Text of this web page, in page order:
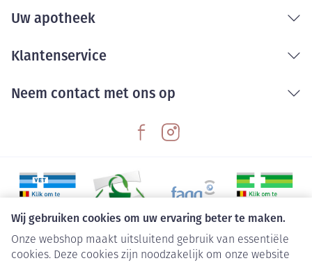
Wij gebruiken cookies om uw ervaring beter te maken.
Onze webshop maakt uitsluitend gebruik van essentiële
cookies. Deze cookies zijn noodzakelijk om onze website
Uw apotheek
Klantenservice
Neem contact met ons op
Juridische links